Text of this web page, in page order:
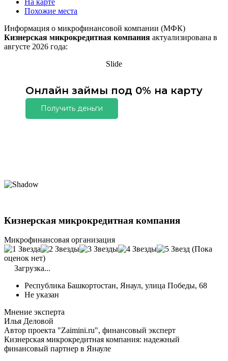
Похожие места
Информация о микрофинансовой компании (МФК)
Кизнерская микрокредитная компания актуализирована в
августе 2026 года:
Slide
Онлайн займы под 0% на карту
Получить деньги
Кизнерская микрокредитная компания
Микрофинансовая организация
(Пока
оценок нет)
Загрузка...
Республика Башкортостан, Янаул, улица Победы, 68
Не указан
Мнение эксперта
Илья Деловой
Автор проекта "Zaimini.ru", финансовый эксперт
Кизнерская микрокредитная компания: надежный
финансовый партнер в Янауле